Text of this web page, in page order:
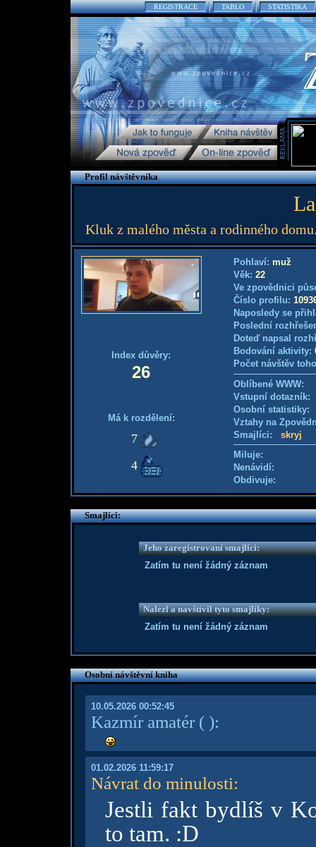
REGISTRACE TABLO STATISTIKA
Profil návštěvníka
Kluk z malého města a rodinného
Index důvěry:
26
Má k rozdělení:
7
4
Pohlaví: muž
Věk: 22
Ve zpovědnici
Číslo profilu:
Naposledy se
Poslední
Doteď napsal
Bodování aktivity:
Počet návštěv
Oblíbené WWW:
Vstupní
Osobní
Vztahy na
Smajlíci: skryj
Miluje:
Nenávidí:
Obdivuje:
Smajlíci:
Jeho zaregistrovaní smajlíci:
Zatím tu není žádný záznam
Nalezl a navštívil tyto smajlíky:
Zatím tu není žádný záznam
Osobní návštěvní kniha
10.05.2026 00:52:45
Kazmír amatér( ):
01.02.2026 11:59:17
Návrat do minulosti:
Jestli fakt bydlíš v
to tam. :D